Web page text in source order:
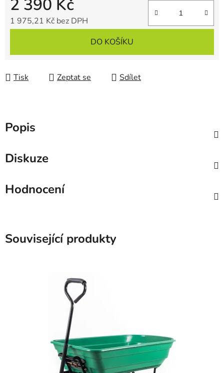
2 390 Kč
1 975,21 Kč bez DPH
DO KOŠÍKU
Tisk Zeptat se Sdílet
Popis
Diskuze
Hodnocení
Související produkty